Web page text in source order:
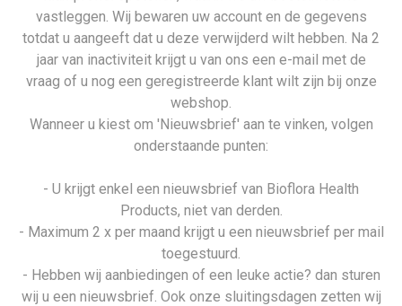
vastleggen. Wij bewaren uw account en de gegevens
totdat u aangeeft dat u deze verwijderd wilt hebben. Na 2
jaar van inactiviteit krijgt u van ons een e-mail met de
vraag of u nog een geregistreerde klant wilt zijn bij onze
webshop.
Wanneer u kiest om 'Nieuwsbrief' aan te vinken, volgen
onderstaande punten:
- U krijgt enkel een nieuwsbrief van Bioflora Health
Products, niet van derden.
- Maximum 2 x per maand krijgt u een nieuwsbrief per mail
toegestuurd.
- Hebben wij aanbiedingen of een leuke actie? dan sturen
wij u een nieuwsbrief. Ook onze sluitingsdagen zetten wij